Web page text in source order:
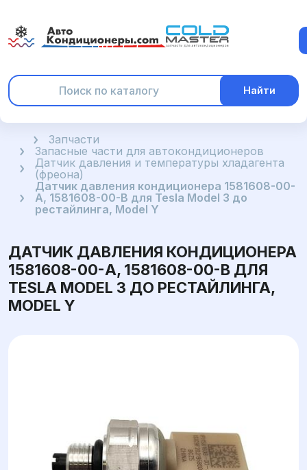
Найти
ГлавнаяЗапчасти
Запасные части для автокондиционеров
Датчик давления и температуры хладагента
(фреона)
Датчик давления кондиционера 1581608-00-
A, 1581608-00-B для Tesla Model 3 до
рестайлинга, Model Y
ДАТЧИК ДАВЛЕНИЯ КОНДИЦИОНЕРА
1581608-00-A, 1581608-00-B ДЛЯ
TESLA MODEL 3 ДО РЕСТАЙЛИНГА,
MODEL Y